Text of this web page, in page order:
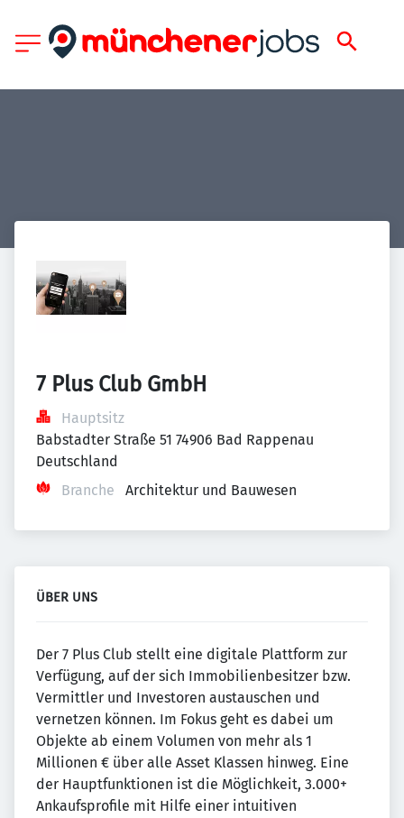
7 Plus Club GmbH
Hauptsitz
Babstadter Straße 51 74906 Bad Rappenau
Deutschland
Branche
Architektur und Bauwesen
ÜBER UNS
Der 7 Plus Club stellt eine digitale Plattform zur
Verfügung, auf der sich Immobilienbesitzer bzw.
Vermittler und Investoren austauschen und
vernetzen können. Im Fokus geht es dabei um
Objekte ab einem Volumen von mehr als 1
Millionen € über alle Asset Klassen hinweg. Eine
der Hauptfunktionen ist die Möglichkeit, 3.000+
Ankaufsprofile mit Hilfe einer intuitiven